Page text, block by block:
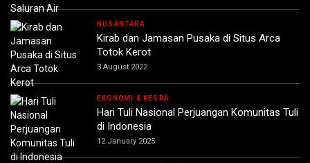
NUSANTARA
Kirab dan Jamasan Pusaka di Situs Arca
Totok Kerot
3 August 2022
EKONOMI & KESRA
Hari Tuli Nasional Perjuangan Komunitas Tuli
di Indonesia
12 January 2025